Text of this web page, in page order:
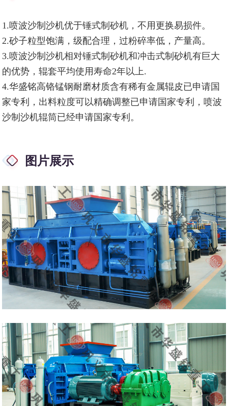
1.喷波沙制沙机优于锤式制砂机，不用更换易损件。
2.砂子粒型饱满，级配合理，过粉碎率低，产量高。
3.喷波沙制沙机相对锤式制砂机和冲击式制砂机有巨大
的优势，辊套平均使用寿命2年以上.
4.华盛铭高铬锰钢耐磨材质含有稀有金属辊皮已申请国
家专利，出料粒度可以精确调整已申请国家专利，喷波
沙制沙机辊筒已经申请国家专利。
图片展示